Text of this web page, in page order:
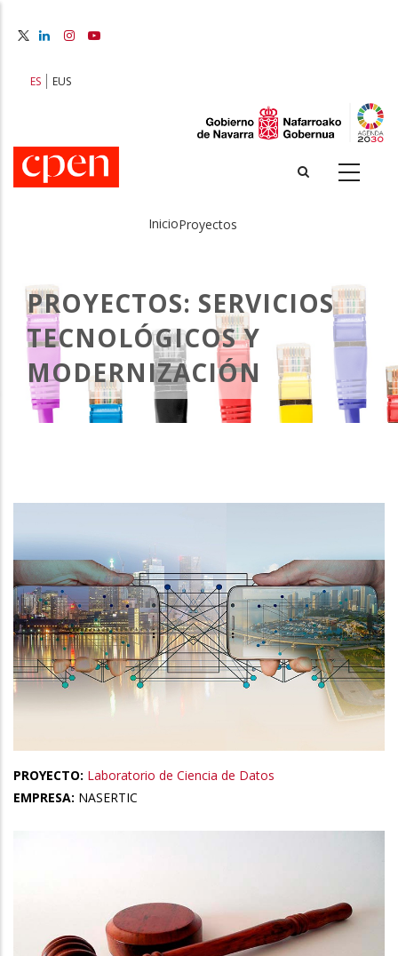
principal
ES EUS
de
ayuda
a
la
InicioProyectos
PROYECTOS: SERVICIOS
TECNOLÓGICOS Y
MODERNIZACIÓN
PROYECTO: Laboratorio de Ciencia de Datos
EMPRESA: NASERTIC